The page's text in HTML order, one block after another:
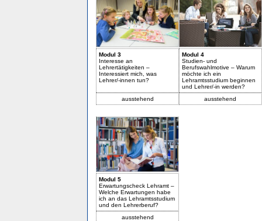
Modul 3
Interesse an
Lehrertätigkeiten –
Interessiert mich, was
Lehrer/-innen tun?
ausstehend
Modul 4
Studien- und
Berufswahlmotive – Warum
möchte ich ein
Lehramtsstudium beginnen
und Lehrer/-in werden?
ausstehend
Modul 5
Erwartungscheck Lehramt –
Welche Erwartungen habe
ich an das Lehramtsstudium
und den Lehrerberuf?
ausstehend